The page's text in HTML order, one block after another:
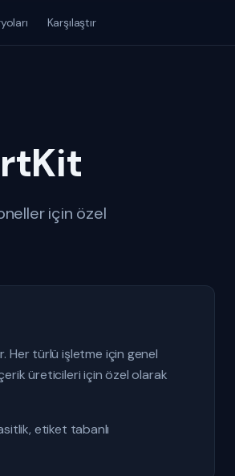
Karşılaştır
için özel
Her türlü işletme için genel
üreticileri için özel olarak
etiket tabanlı